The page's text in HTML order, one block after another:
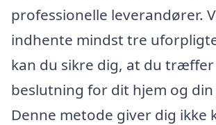
professionelle leverandører.
indhente mindst tre
kan du sikre dig, at du
beslutning for dit hjem og
Denne metode giver dig ikke